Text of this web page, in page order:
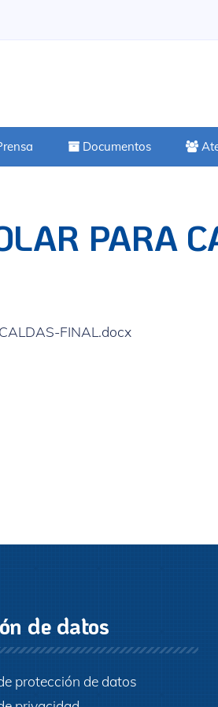
Documentos
PARA
FINAL.docx
de datos
protección de datos